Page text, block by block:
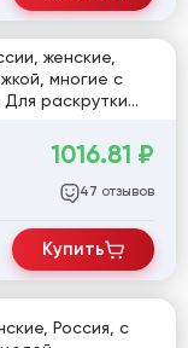
женские,
многие с
раскрутки
1016.81 ₽
47 отзывов
Купить
Россия, с